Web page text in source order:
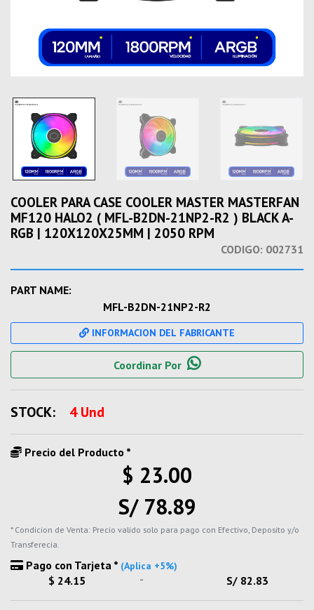
COOLER PARA CASE COOLER MASTER MASTERFAN
MF120 HALO2 ( MFL-B2DN-21NP2-R2 ) BLACK A-
RGB | 120X120X25MM | 2050 RPM
CODIGO: 002731
PART NAME:
MFL-B2DN-21NP2-R2
INFORMACION DEL FABRICANTE
Coordinar Por
STOCK: 4 Und
Precio del Producto *
$ 23.00
S/ 78.89
* Condicion de Venta: Precio valido solo para pago con Efectivo, Deposito y/o
Transferecia.
Pago con Tarjeta * (Aplica +5%)
$ 24.15 - S/ 82.83